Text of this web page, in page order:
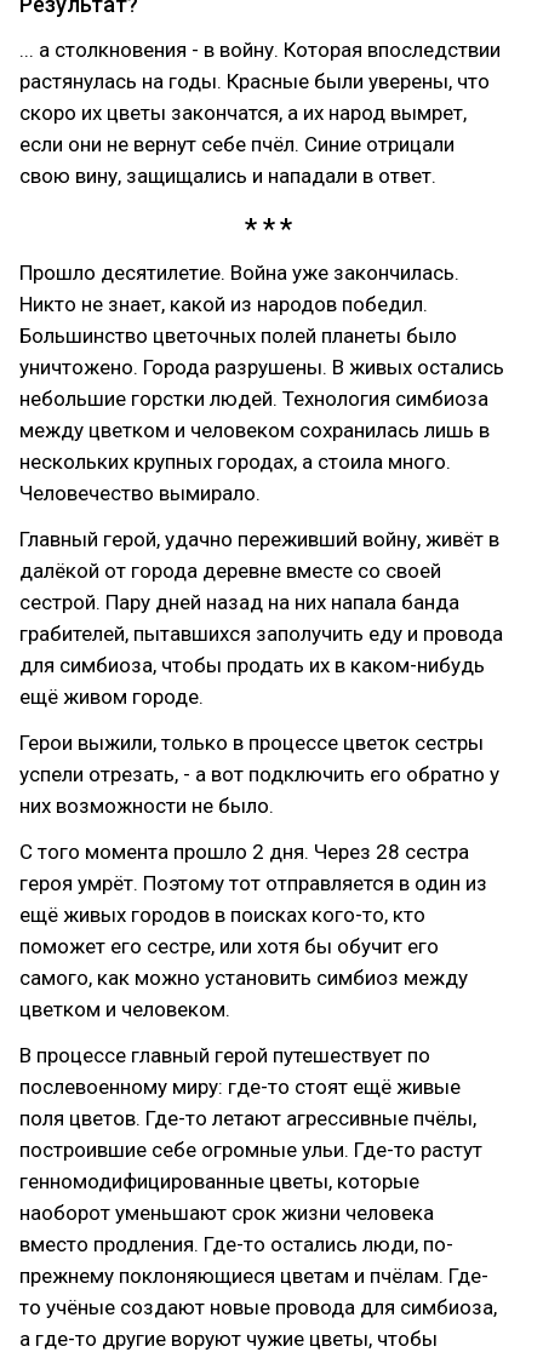
... а столкновения - в войну. Которая впоследствии
растянулась на годы. Красные были уверены, что
скоро их цветы закончатся, а их народ вымрет,
если они не вернут себе пчёл. Синие отрицали
свою вину, защищались и нападали в ответ.
Прошло десятилетие. Война уже закончилась.
Никто не знает, какой из народов победил.
Большинство цветочных полей планеты было
уничтожено. Города разрушены. В живых остались
небольшие горстки людей. Технология симбиоза
между цветком и человеком сохранилась лишь в
нескольких крупных городах, а стоила много.
Человечество вымирало.
Главный герой, удачно переживший войну, живёт в
далёкой от города деревне вместе со своей
сестрой. Пару дней назад на них напала банда
грабителей, пытавшихся заполучить еду и провода
для симбиоза, чтобы продать их в каком-нибудь
ещё живом городе.
Герои выжили, только в процессе цветок сестры
успели отрезать, - а вот подключить его обратно у
них возможности не было.
С того момента прошло 2 дня. Через 28 сестра
героя умрёт. Поэтому тот отправляется в один из
ещё живых городов в поисках кого-то, кто
поможет его сестре, или хотя бы обучит его
самого, как можно установить симбиоз между
цветком и человеком.
В процессе главный герой путешествует по
послевоенному миру: где-то стоят ещё живые
поля цветов. Где-то летают агрессивные пчёлы,
построившие себе огромные ульи. Где-то растут
генномодифицированные цветы, которые
наоборот уменьшают срок жизни человека
вместо продления. Где-то остались люди, по-
прежнему поклоняющиеся цветам и пчёлам. Где-
то учёные создают новые провода для симбиоза,
а где-то другие воруют чужие цветы, чтобы